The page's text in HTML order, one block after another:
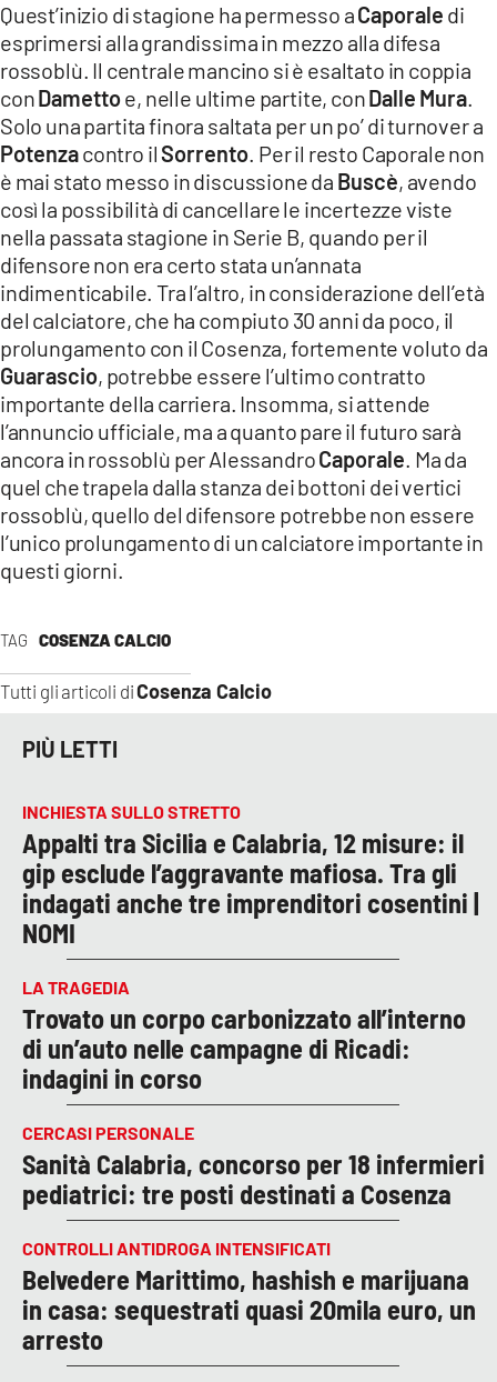
LACAPITALENEWS.IT
App
ANDROID
APPLE
TAG COSENZA CALCIO
Tutti gli articoli diCosenza Calcio
Quest’inizio di stagione ha permesso aCaporale di
esprimersi alla grandissima in mezzo alla difesa
rossoblù. Il centrale mancino si è esaltato in coppia
conDamettoe, nelle ultime partite, conDalle Mura.
Solo una partita finora saltata per un po’ di turnover a
Potenzacontro ilSorrento. Per il resto Caporale non
è mai stato messo in discussione da Buscè, avendo
così la possibilità di cancellare le incertezze viste
nella passata stagione in Serie B, quando per il
difensore non era certo stata un’annata
indimenticabile. Tra l’altro, in considerazione dell’età
del calciatore, che ha compiuto 30 anni da poco, il
prolungamento con il Cosenza, fortemente voluto da
Guarascio, potrebbe essere l’ultimo contratto
importante della carriera. Insomma, si attende
l’annuncio ufficiale, ma a quanto pare il futuro sarà
ancora in rossoblù per AlessandroCaporale. Ma da
quel che trapela dalla stanza dei bottoni dei vertici
rossoblù, quello del difensore potrebbe non essere
l’unico prolungamento di un calciatore importante in
questi giorni.
PIÙ LETTI
INCHIESTA SULLO STRETTO
Appalti tra Sicilia e Calabria, 12 misure: il
gip esclude l’aggravante mafiosa. Tra gli
indagati anche tre imprenditori cosentini |
NOMI
LA TRAGEDIA
Trovato un corpo carbonizzato all’interno
di un’auto nelle campagne di Ricadi:
indagini in corso
CERCASI PERSONALE
Sanità Calabria, concorso per 18 infermieri
pediatrici: tre posti destinati a Cosenza
CONTROLLI ANTIDROGA INTENSIFICATI
Belvedere Marittimo, hashish e marijuana
in casa: sequestrati quasi 20mila euro, un
arresto